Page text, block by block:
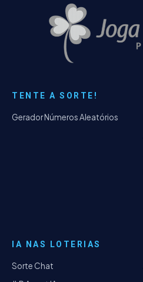
TENTE A SORTE!
Gerador Números Aleatórios
IA NAS LOTERIAS
Sorte Chat